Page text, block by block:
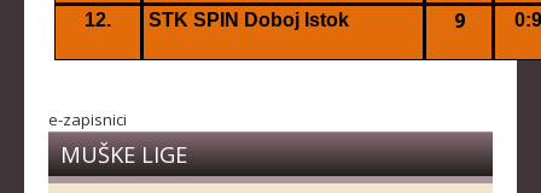
12. STK SPIN Doboj Istok 9 0:9
e-zapisnici
MUŠKE LIGE